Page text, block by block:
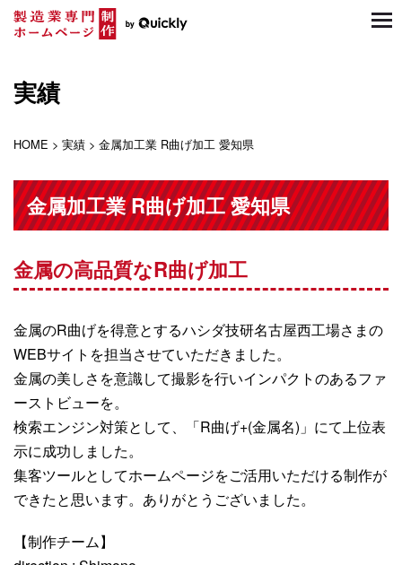
実績
HOME > 実績 > 金属加工業 R曲げ加工 愛知県
金属加工業 R曲げ加工 愛知県
金属の高品質なR曲げ加工
金属のR曲げを得意とするハシダ技研名古屋西工場さまの
WEBサイトを担当させていただきました。
金属の美しさを意識して撮影を行いインパクトのあるファ
ーストビューを。
検索エンジン対策として、「R曲げ+(金属名)」にて上位表
示に成功しました。
集客ツールとしてホームページをご活用いただける制作が
できたと思います。ありがとうございました。
【制作チーム】
料金・制作の流れ
無料解析レポート
スタッフ紹介
会社概要
お問い合わせ
ご相談・お見積り